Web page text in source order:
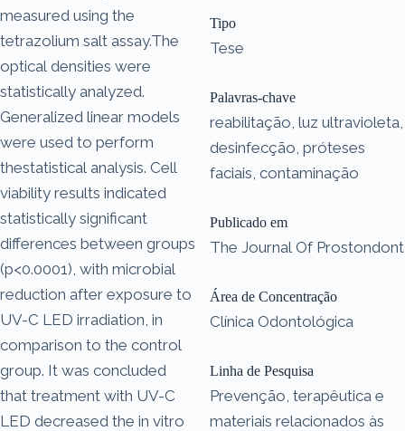
measured using the
tetrazolium salt assay.The
optical densities were
statistically analyzed.
Generalized linear models
were used to perform
thestatistical analysis. Cell
viability results indicated
statistically significant
differences between groups
(p<0.0001), with microbial
reduction after exposure to
UV-C LED irradiation, in
comparison to the control
group. It was concluded
that treatment with UV-C
LED decreased the in vitro
Tipo
Tese
Palavras-chave
reabilitação, luz ultravioleta,
desinfecção, próteses
faciais, contaminação
Publicado em
The Journal Of Prostondont
Área de Concentração
Clínica Odontológica
Linha de Pesquisa
Prevenção, terapêutica e
materiais relacionados às